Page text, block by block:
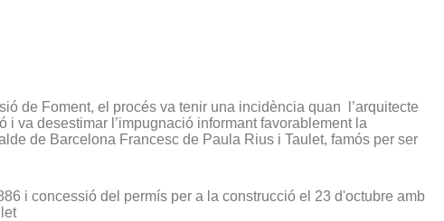
de Foment, el procés va tenir una incidència quan l’arquitecte
va desestimar l’impugnació informant favorablement la
de Barcelona Francesc de Paula Rius i Taulet, famós per ser
i concessió del permís per a la construcció el 23 d'octubre amb